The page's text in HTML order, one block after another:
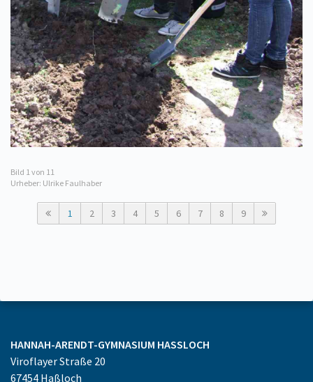
Bild 1 von 11
Urheber: Ulrike Faulhaber
1 2 3 4 5 6 7 8 9
HANNAH-ARENDT-GYMNASIUM HASSLOCH
Viroflayer Straße 20
67454 Haßloch